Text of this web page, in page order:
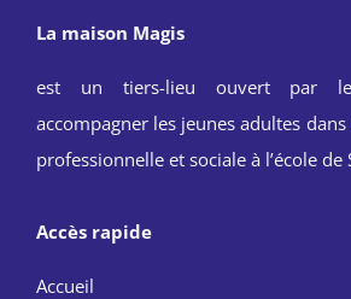
La maison Magis
est un tiers-lieu ouvert par
accompagner les jeunes adultes
professionnelle et sociale à l’école de
Accès rapide
Accueil